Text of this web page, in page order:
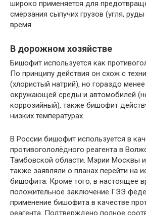
широко применяется для
смерзания сыпучих грузов (угля,
время.
В дорожном хозяйстве
Бишофит используется как
По принципу действия он схож с
(хлористый натрий), но гораздо
окружающей среды и автомобилей
коррозийный), также бишофит
низких температурах.
В России бишофит используется в
противогололёдного реагента в
Тамбовской области. Мэрии Москвы
также заявляли о планах перейти на
бишофита. Кроме того, в настоящее
положительное заключение ГЭЭ
применение бишофита в качестве
реагента. Подтверждено полное